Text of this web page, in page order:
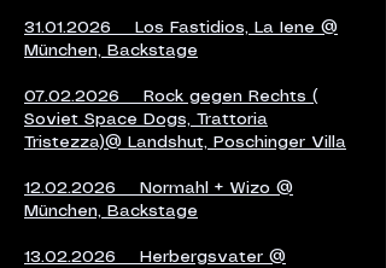
31.01.2026 Los Fastidios, La Iene @
München, Backstage
07.02.2026 Rock gegen Rechts (
Soviet Space Dogs, Trattoria
Tristezza)@ Landshut, Poschinger Villa
12.02.2026 Normahl + Wizo @
München, Backstage
13.02.2026 Herbergsvater @